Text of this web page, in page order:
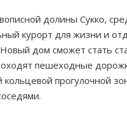
долины Сукко,
курорт для жизни и
дом сможет стать
пешеходные
прогулочной